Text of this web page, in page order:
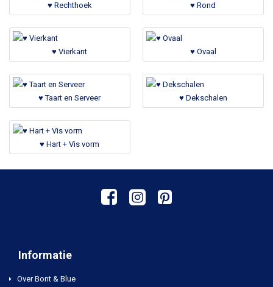
♥ Rechthoek ♥ Rond
♥ Vierkant ♥ Ovaal
♥ Taart en Serveer ♥ Dekschalen
♥ Hart + Vis vorm
Informatie
Over Bont & Blue